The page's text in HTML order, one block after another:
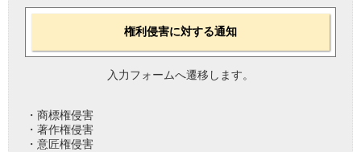
権利侵害に対する通知
入力フォームへ遷移します。
・商標権侵害
・著作権侵害
・意匠権侵害